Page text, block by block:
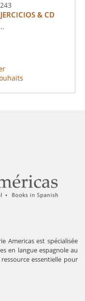
& CD
Americas est spécialisée
en langue espagnole au
essentielle pour